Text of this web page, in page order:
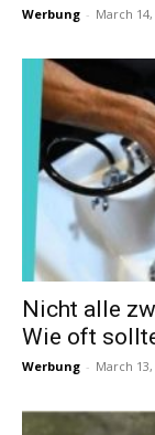
Werbung - March 14,
Nicht alle
Wie oft
Werbung - March 13,